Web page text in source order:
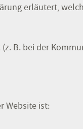
erläutert,
B. bei der
Website ist: